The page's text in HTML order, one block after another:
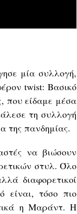
μία συλλογή,
twist: Βασικό
που είδαμε μέσα
τη συλλογή
της πανδημίας.
να βιώσουν
στυλ. Όλο
διαφορετικοί
είναι, τόσο πιο
η Μαράντ. Η